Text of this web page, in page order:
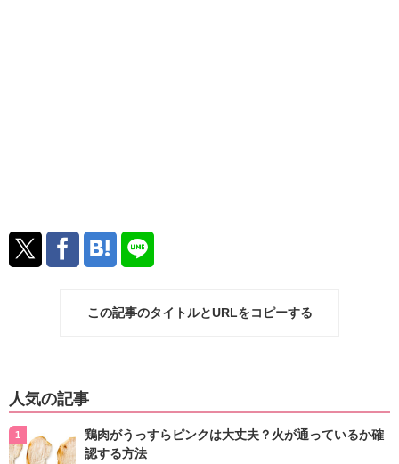
この記事のタイトルとURLをコピーする
人気の記事
鶏肉がうっすらピンクは大丈夫？火が通っているか確
認する方法